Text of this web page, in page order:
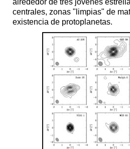
centrales, zonas "limpias" de
existencia de protoplanetas.